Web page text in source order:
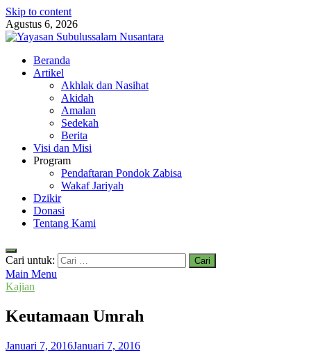
Skip to content
Agustus 6, 2026
Yayasan Subulussalam Nusantara
Yayasan Subulussalam Nusantara – Rumah Tahfidz Zabisa (Zaid bin
Tsabit) Temanggung – Tebar Manfaat untuk Ummat
Beranda
Artikel
Akhlak dan Nasihat
Akidah
Amalan
Sedekah
Berita
Visi dan Misi
Program
Pendaftaran Pondok Zabisa
Wakaf Jariyah
Dzikir
Donasi
Tentang Kami
Cari untuk:
Main Menu
Kajian
Keutamaan Umrah
Januari 7, 2016Januari 7, 2016